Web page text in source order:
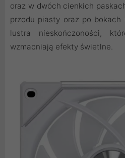
oraz w dwóch cienkich
przodu piasty oraz po bokach
lustra nieskończoności,
wzmacniają efekty świetlne.